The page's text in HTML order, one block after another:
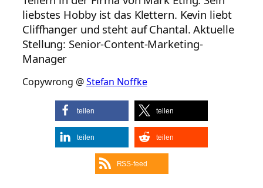
liebstes Hobby ist das Klettern. Kevin liebt
Cliffhanger und steht auf Chantal. Aktuelle
Stellung: Senior-Content-Marketing-
Manager
Copywrong @Stefan Noffke
teilen teilen
teilen teilen
RSS-feed